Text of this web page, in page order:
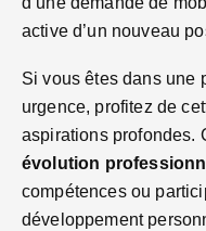
active d’un nouveau
Si vous êtes dans une
urgence, profitez de
aspirations profondes.
évolution
compétences ou
développement